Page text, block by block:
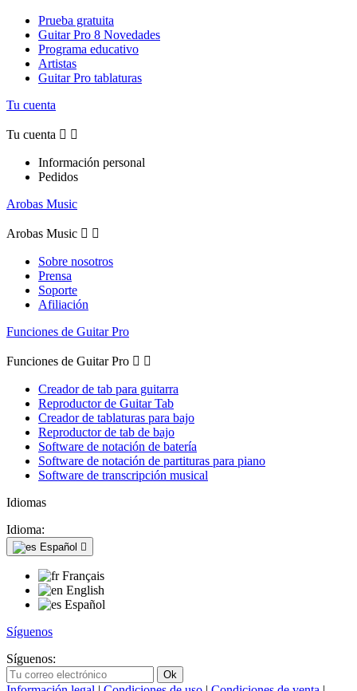
Prueba gratuita
Guitar Pro 8 Novedades
Programa educativo
Artistas
Guitar Pro tablaturas
Tu cuenta
Tu cuenta  
Información personal
Pedidos
Arobas Music
Arobas Music  
Sobre nosotros
Prensa
Soporte
Afiliación
Funciones de Guitar Pro
Funciones de Guitar Pro  
Creador de tab para guitarra
Reproductor de Guitar Tab
Creador de tablaturas para bajo
Reproductor de tab de bajo
Software de notación de batería
Software de notación de partituras para piano
Software de transcripción musical
Idiomas
Idioma:
Español 
Français
English
Español
Síguenos
Síguenos: